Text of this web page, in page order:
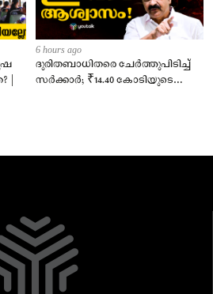
|
6 hours ago
ദുരിതബാധിതരെ ചേർത്തുപിടിച്ച്
സർക്കാർ; ₹14.40 കോടിയുടെ